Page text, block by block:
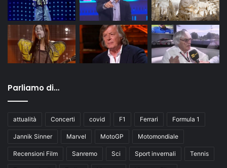
Parliamo di…
attualità Concerti covid F1 Ferrari Formula 1
Jannik Sinner Marvel MotoGP Motomondiale
Recensioni Film Sanremo Sci Sport invernali Tennis